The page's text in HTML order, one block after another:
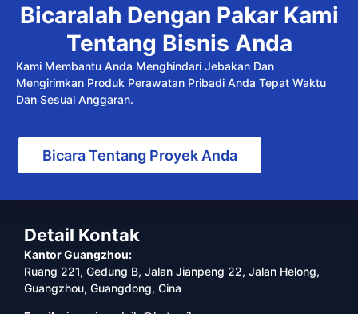
Bicaralah Dengan Pakar Kami
Tentang Bisnis Anda
Kami Membantu Anda Menghindari Jebakan Dan
Mengirimkan Produk Perawatan Pribadi Anda Tepat Waktu
Dan Sesuai Anggaran.
Bicara Tentang Proyek Anda
Detail Kontak
Kantor Guangzhou:
Ruang 221, Gedung B, Jalan Jianpeng 22, Jalan Helong,
Guangzhou, Guangdong, Cina